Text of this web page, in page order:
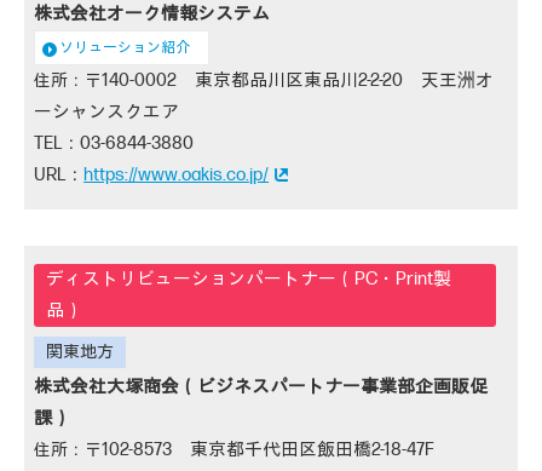
株式会社オーク情報システム
ソリューション紹介
140-0002 東京都品川区東品川2-2-20 天王洲オ
ーシャンスクエア
03-6844-3880
https://www.oakis.co.jp/
株式会社大塚商会（ビジネスパートナー事業部企画販促
課）
102-8573 東京都千代田区飯田橋2-18-47F